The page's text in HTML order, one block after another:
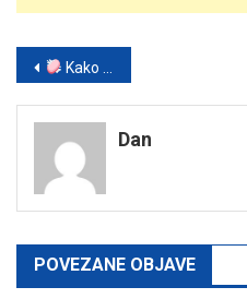
Post
navigation
Kako prirodno osvježiti i očistiti odvod u kuhinji ili kupaonici
Dan
POVEZANE OBJAVE